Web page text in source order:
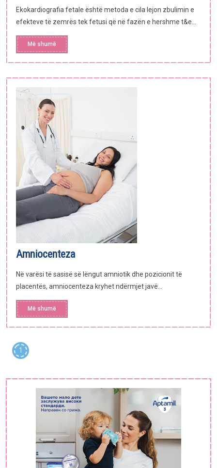
Ekokardiografia fetale është metoda e cila lejon zbulimin e
efekteve të zemrës tek fetusi që në fazën e hershme t&e...
Më shumë
Amniocenteza
Në varësi të sasisë së lëngut amniotik dhe pozicionit të
placentës, amniocenteza kryhet ndërmjet javë...
Më shumë
1